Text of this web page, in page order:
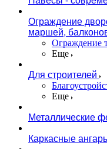
Ограждение
маршей,
Ограждение
Еще
Для строителей
Еще
Металлические
Каркасные